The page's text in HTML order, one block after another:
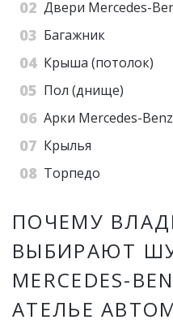
Двери Mercedes-
Багажник
Крыша (потолок)
Пол (днище)
Арки Mercedes-
Крылья
Торпедо
ПОЧЕМУ
ВЫБИРАЮТ
MERCEDES-
АТЕЛЬЕ